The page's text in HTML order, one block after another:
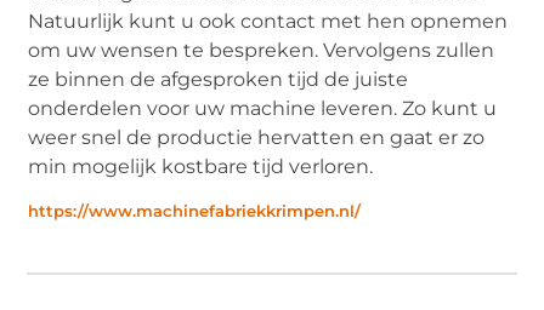
Natuurlijk kunt u ook contact met hen opnemen
om uw wensen te bespreken. Vervolgens zullen
ze binnen de afgesproken tijd de juiste
onderdelen voor uw machine leveren. Zo kunt u
weer snel de productie hervatten en gaat er zo
min mogelijk kostbare tijd verloren.
https://www.machinefabriekkrimpen.nl/